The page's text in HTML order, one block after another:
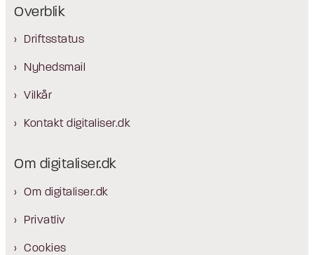
Overblik
Driftsstatus
Nyhedsmail
Vilkår
Kontakt digitaliser.dk
Om digitaliser.dk
Om digitaliser.dk
Privatliv
Cookies